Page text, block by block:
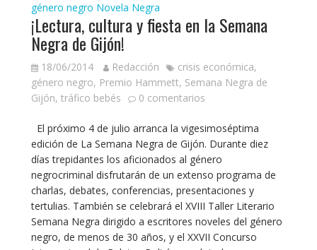
género negro Novela Negra
¡Lectura, cultura y fiesta en la Semana
Negra de Gijón!
18/06/2014 Redacción crisis económica,
género negro, Premio Hammett, Semana Negra de
Gijón, tráfico bebés 0 comentarios
El próximo 4 de julio arranca la vigesimoséptima
edición de La Semana Negra de Gijón. Durante diez
días trepidantes los aficionados al género
negrocriminal disfrutarán de un extenso programa de
charlas, debates, conferencias, presentaciones y
tertulias. También se celebrará el XVIII Taller Literario
Semana Negra dirigido a escritores noveles del género
negro, de menos de 30 años, y el XXVII Concurso